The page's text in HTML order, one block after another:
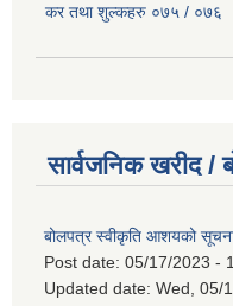
कर तथा शुल्कहरु ०७५ / ०७६
सार्वजनिक खरीद /
बोलपत्र स्वीकृति आशयको
Post date: 05/17/2023 -
Updated date: Wed, 05/